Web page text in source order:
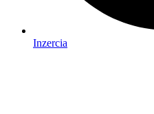
Inzercia